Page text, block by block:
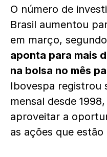
O número de
Brasil aumentou
em março,
aponta para mais
na bolsa no mês
Ibovespa registrou
mensal desde
aproveitar a
as ações que estão